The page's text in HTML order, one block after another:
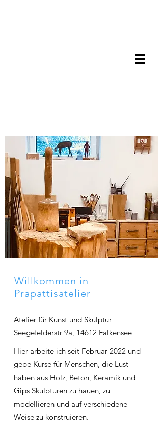
Willkommen in
Prapattisatelier
Atelier für Kunst und Skulptur
Seegefelderstr 9a, 14612 Falkensee
Hier arbeite ich seit Februar 2022 und
gebe Kurse für Menschen, die Lust
haben aus Holz, Beton, Keramik und
Gips Skulpturen zu hauen, zu
modellieren und auf verschiedene
Weise zu konstruieren.